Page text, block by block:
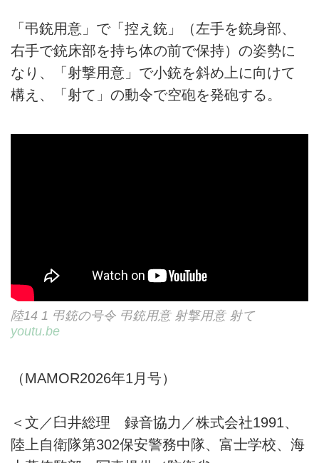
「弔銃用意」で「控え銃」（左手を銃身部、
右手で銃床部を持ち体の前で保持）の姿勢に
なり、「射撃用意」で小銃を斜め上に向けて
構え、「射て」の動令で空砲を発砲する。
陸14 1 弔銃の号令 弔銃用意 射撃用意 射て
youtu.be
（MAMOR2026年1月号）
＜文／臼井総理 録音協力／株式会社1991、
陸上自衛隊第302保安警務中隊、富士学校、海